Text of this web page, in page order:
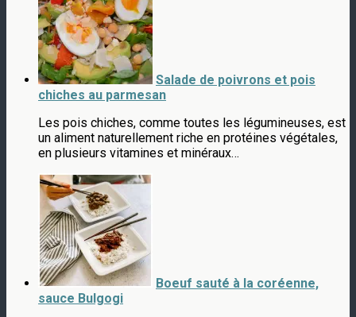
Salade de poivrons et pois
chiches au parmesan
Les pois chiches, comme toutes les légumineuses, est
un aliment naturellement riche en protéines végétales,
en plusieurs vitamines et minéraux…
Boeuf sauté à la coréenne,
sauce Bulgogi